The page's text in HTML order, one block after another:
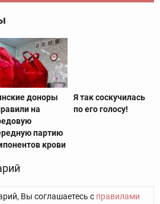
доноры
на
партию
крови
Я так соскучилась
по его голосу!
Вы соглашаетесь с правилами